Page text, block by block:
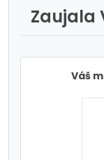
Zaujala
Váš